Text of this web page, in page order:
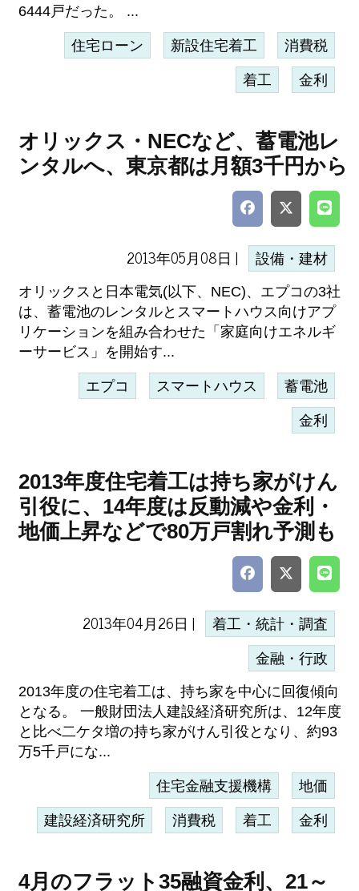
6444戸だった。 ...
住宅ローン 新設住宅着工 消費税
着工 金利
オリックス・NECなど、蓄電池レ
ンタルへ、東京都は月額3千円から
2013年05月08日 | 設備・建材
オリックスと日本電気(以下、NEC)、エプコの3社
は、蓄電池のレンタルとスマートハウス向けアプ
リケーションを組み合わせた「家庭向けエネルギ
ーサービス」を開始す...
エプコ スマートハウス 蓄電池
金利
2013年度住宅着工は持ち家がけん
引役に、14年度は反動減や金利・
地価上昇などで80万戸割れ予測も
2013年04月26日 | 着工・統計・調査
金融・行政
2013年度の住宅着工は、持ち家を中心に回復傾向
となる。 一般財団法人建設経済研究所は、12年度
と比べ二ケタ増の持ち家がけん引役となり、約93
万5千戸にな...
住宅金融支援機構 地価
建設経済研究所 消費税 着工 金利
4月のフラット35融資金利、21～